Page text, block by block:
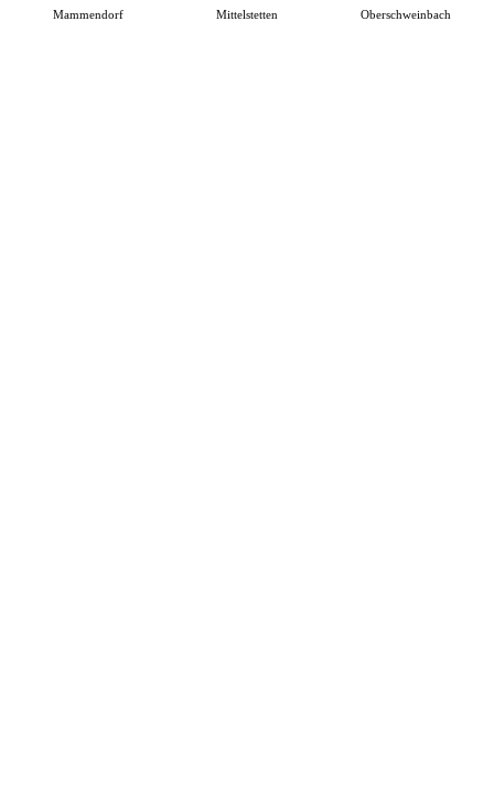
Mammendorf Mittelstetten Oberschweinbach